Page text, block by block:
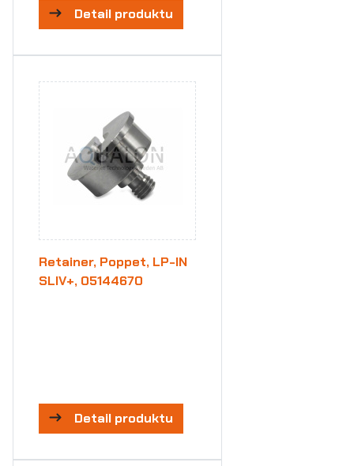
Detail produktu
Retainer, Poppet, LP-IN
SLIV+, 05144670
Detail produktu